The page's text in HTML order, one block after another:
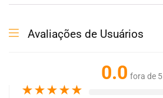
Avaliações de Usuários
0.0 fora de 5
★★★★★